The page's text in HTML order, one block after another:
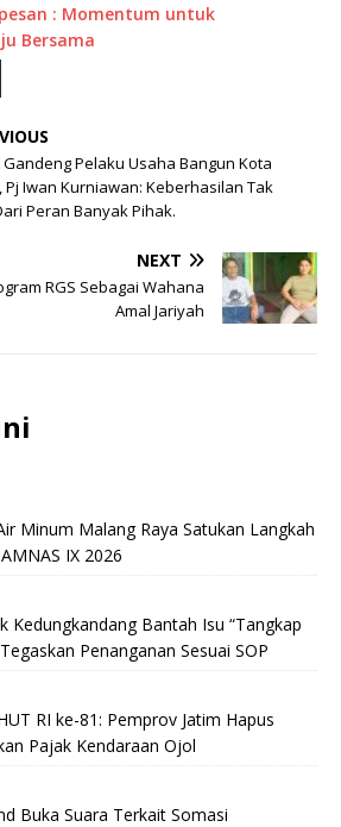
: Momentum untuk
Bersama
Pelaku Usaha Bangun Kota
Pj Iwan Kurniawan: Keberhasilan Tak
Peran Banyak Pihak.
NEXT
RGS Sebagai Wahana
Amal Jariyah
Minum Malang Raya Satukan Langkah
IX 2026
Kedungkandang Bantah Isu “Tangkap
Penanganan Sesuai SOP
RI ke-81: Pemprov Jatim Hapus
Pajak Kendaraan Ojol
Buka Suara Terkait Somasi